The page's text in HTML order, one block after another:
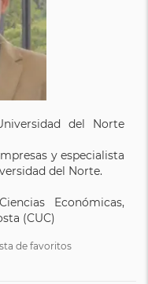
del Norte
y especialista
del Norte.
Económicas,
(CUC)
de favoritos